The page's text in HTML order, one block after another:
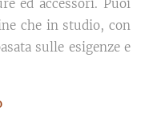
ed accessori. Puoi
che in studio, con
sulle esigenze e